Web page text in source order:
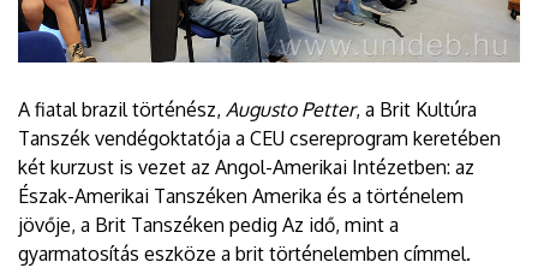
A fiatal brazil történész, Augusto Petter, a Brit Kultúra
Tanszék vendégoktatója a CEU csereprogram keretében
két kurzust is vezet az Angol-Amerikai Intézetben: az
Észak-Amerikai Tanszéken Amerika és a történelem
jövője, a Brit Tanszéken pedig Az idő, mint a
gyarmatosítás eszköze a brit történelemben címmel.